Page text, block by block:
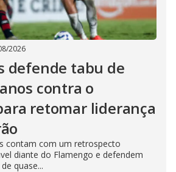
2026
defende tabu de
contra o
retomar liderança
contam com um retrospecto
diante do Flamengo e defendem
quase...